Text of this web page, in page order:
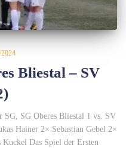
Bliestal – SV
SG, SG Oberes Bliestal 1 vs. SV
Hainer 2× Sebastian Gebel 2×
Das Spiel der Ersten